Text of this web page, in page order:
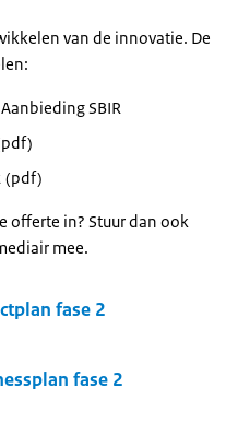
van de innovatie. De
SBIR
(pdf)
offerte in? Stuur dan ook
mee.
fase 2
fase 2